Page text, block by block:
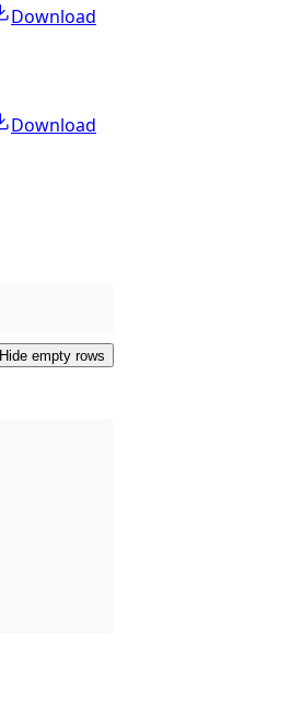
Download
Download
Hide empty rows